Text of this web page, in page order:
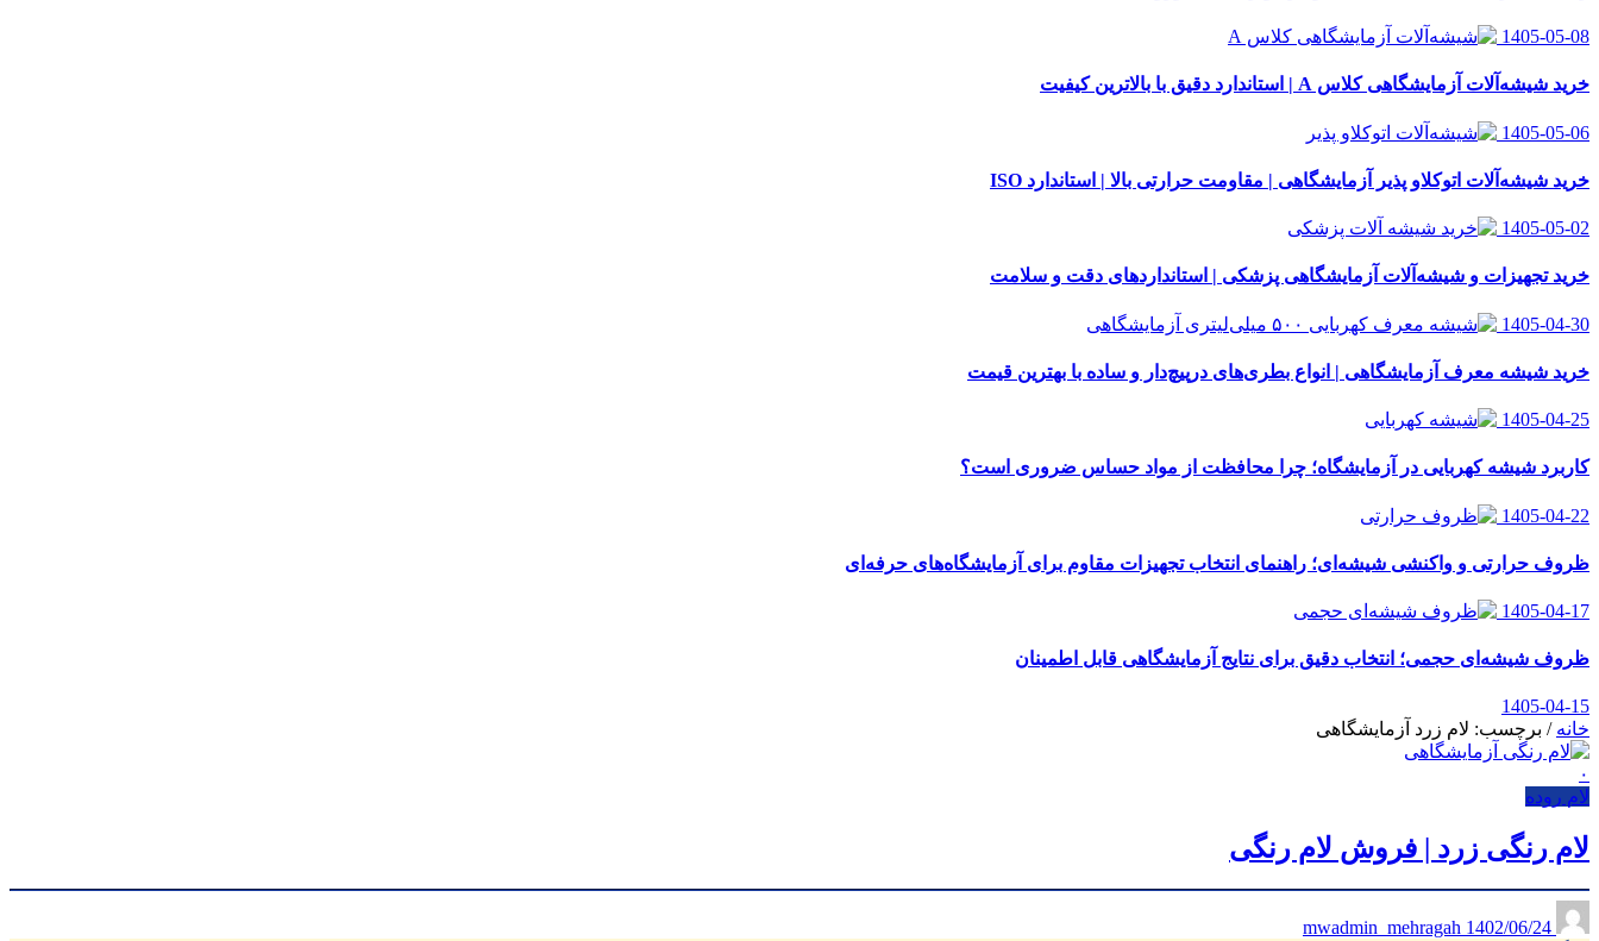
1405-05-08
خرید شیشه‌آلات آزمایشگاهی کلاس A | استاندارد دقیق با بالاترین کیفیت
1405-05-06
خرید شیشه‌آلات اتوکلاو پذیر آزمایشگاهی | مقاومت حرارتی بالا | استاندارد ISO
1405-05-02
خرید تجهیزات و شیشه‌آلات آزمایشگاهی پزشکی | استانداردهای دقت و سلامت
1405-04-30
خرید شیشه معرف آزمایشگاهی | انواع بطری‌های در‌پیچ‌دار و ساده با بهترین قیمت
1405-04-25
کاربرد شیشه کهربایی در آزمایشگاه؛ چرا محافظت از مواد حساس ضروری است؟
1405-04-22
ظروف حرارتی و واکنشی شیشه‌ای؛ راهنمای انتخاب تجهیزات مقاوم برای آزمایشگاه‌های حرفه‌ای
1405-04-17
ظروف شیشه‌ای حجمی؛ انتخاب دقیق برای نتایج آزمایشگاهی قابل اطمینان
1405-04-15
خانه / برچسب: لام زرد آزمایشگاهی
۰
لام روده
لام رنگی زرد | فروش لام رنگی
1402/06/24